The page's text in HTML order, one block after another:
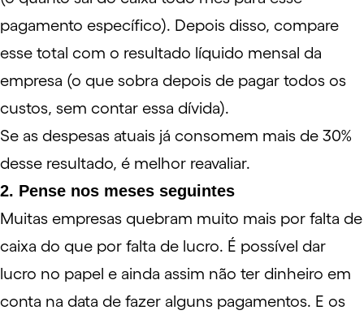
pagamento específico). Depois disso, compare
esse total com o resultado líquido mensal da
empresa (o que sobra depois de pagar todos os
custos, sem contar essa dívida).
Se as despesas atuais já consomem mais de 30%
desse resultado, é melhor reavaliar.
2. Pense nos meses seguintes
Muitas empresas quebram muito mais por falta de
caixa do que por falta de lucro. É possível dar
lucro no papel e ainda assim não ter dinheiro em
conta na data de fazer alguns pagamentos. E os